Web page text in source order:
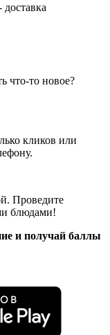
доставка
что-то новое?
кликов или
Проведите
блюдами!
и получай баллы